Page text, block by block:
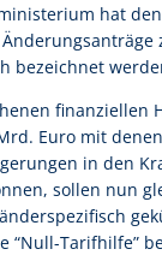
hat den
bezeichnet
finanziellen
Euro mit
in den
sollen nun
“Null-Tarifhilfe”